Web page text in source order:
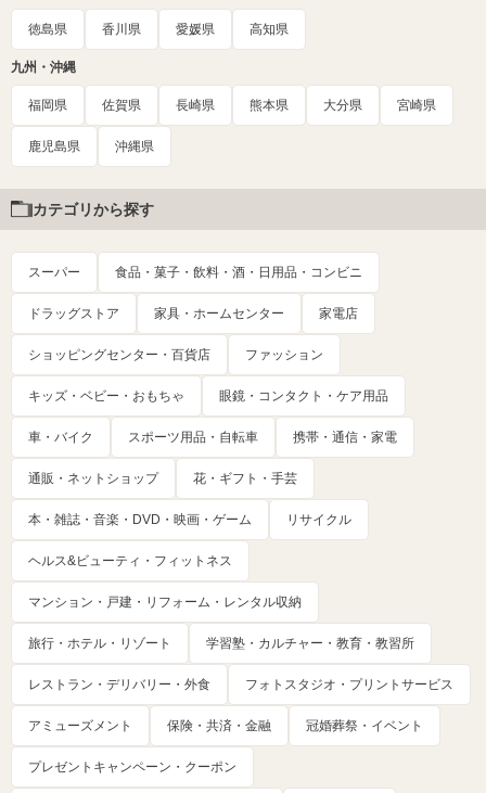
徳島県 香川県 愛媛県 高知県
九州・沖縄
福岡県 佐賀県 長崎県 熊本県 大分県 宮崎県
鹿児島県 沖縄県
カテゴリから探す
スーパー 食品・菓子・飲料・酒・日用品・コンビニ
ドラッグストア 家具・ホームセンター 家電店
ショッピングセンター・百貨店 ファッション
キッズ・ベビー・おもちゃ 眼鏡・コンタクト・ケア用品
車・バイク スポーツ用品・自転車 携帯・通信・家電
通販・ネットショップ 花・ギフト・手芸
本・雑誌・音楽・DVD・映画・ゲーム リサイクル
ヘルス&ビューティ・フィットネス
マンション・戸建・リフォーム・レンタル収納
旅行・ホテル・リゾート 学習塾・カルチャー・教育・教習所
レストラン・デリバリー・外食 フォトスタジオ・プリントサービス
アミューズメント 保険・共済・金融 冠婚葬祭・イベント
プレゼントキャンペーン・クーポン